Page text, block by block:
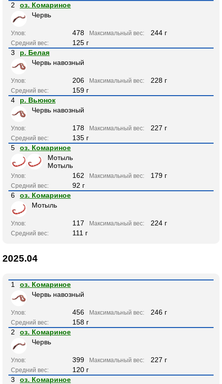
2
оз. Комариное
Червь
Улов: 478 Максимальный вес: 244 г
Средний вес:
125 г
3
р. Белая
Червь навозный
Улов: 206 Максимальный вес: 228 г
Средний вес:
159 г
4
р. Вьюнок
Червь навозный
Улов: 178 Максимальный вес: 227 г
Средний вес:
135 г
5
оз. Комариное
Мотыль
Мотыль
Улов: 162 Максимальный вес: 179 г
Средний вес:
92 г
6
оз. Комариное
Мотыль
Улов: 117 Максимальный вес: 224 г
Средний вес: 111 г
2025.04
1
оз. Комариное
Червь навозный
Улов: 456 Максимальный вес: 246 г
Средний вес:
158 г
2
оз. Комариное
Червь
Улов: 399 Максимальный вес: 227 г
Средний вес:
120 г
3
оз. Комариное